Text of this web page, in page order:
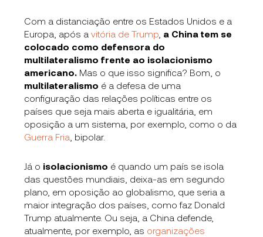
Com a distanciação entre os Estados Unidos e a
Europa, após avitória de Trump a China tem se
colocado como defensora do
multilateralismo frente ao isolacionismo
americano. Mas o que isso significa? Bom, o
multilateralismo é a defesa de uma
configuração das relações políticas entre os
países que seja mais aberta e igualitária, em
oposição a um sistema, por exemplo, como o da
Guerra Fria , bipolar.
Já o isolacionismo é quando um país se isola
das questões mundiais, deixa-as em segundo
plano, em oposição ao globalismo, que seria a
maior integração dos países, como faz Donald
Trump atualmente. Ou seja, a China defende,
atualmente, por exemplo, as organizações